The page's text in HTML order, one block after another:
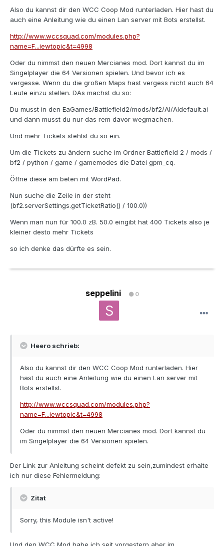
Also du kannst dir den WCC Coop Mod runterladen. Hier hast du
auch eine Anleitung wie du einen Lan server mit Bots erstellst.
http://www.wccsquad.com/modules.php?
name=F...iewtopic&t=4998
Oder du nimmst den neuen Mercianes mod. Dort kannst du im
Singelplayer die 64 Versionen spielen. Und bevor ich es
vergesse. Wenn du die großen Maps hast vergess nicht auch 64
Leute einzu stellen. DAs machst du so:
Du musst in den EaGames/Battlefield2/mods/bf2/AI/AIdefault.ai
und dann musst du nur das rem davor wegmachen.
Und mehr Tickets stehlst du so ein.
Um die Tickets zu ändern suche im Ordner Battlefield 2 / mods /
bf2 / python / game / gamemodes die Datei gpm_cq.
Öffne diese am beten mit WordPad.
Nun suche die Zeile in der steht
(bf2.serverSettings.getTicketRatio() / 100.0))
Wenn man nun für 100.0 zB. 50.0 eingibt hat 400 Tickets also je
kleiner desto mehr Tickets
so ich denke das dürfte es sein.
seppelini 0
Heero schrieb:
Also du kannst dir den WCC Coop Mod runterladen. Hier
hast du auch eine Anleitung wie du einen Lan server mit
Bots erstellst.
http://www.wccsquad.com/modules.php?
name=F...iewtopic&t=4998
Oder du nimmst den neuen Mercianes mod. Dort kannst du
im Singelplayer die 64 Versionen spielen.
Der Link zur Anleitung scheint defekt zu sein,zumindest erhalte
ich nur diese Fehlermeldung:
Zitat
Sorry, this Module isn't active!